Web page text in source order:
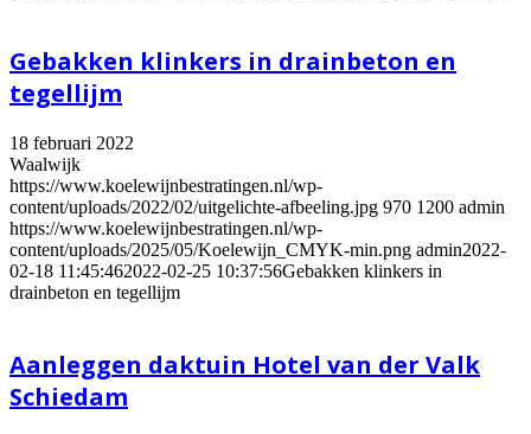
Gebakken klinkers in drainbeton en
tegellijm
18 februari 2022
Waalwijk
https://www.koelewijnbestratingen.nl/wp-
content/uploads/2022/02/uitgelichte-afbeeling.jpg 970 1200 admin
https://www.koelewijnbestratingen.nl/wp-
content/uploads/2025/05/Koelewijn_CMYK-min.png admin2022-
02-18 11:45:462022-02-25 10:37:56Gebakken klinkers in
drainbeton en tegellijm
Aanleggen daktuin Hotel van der Valk
Schiedam